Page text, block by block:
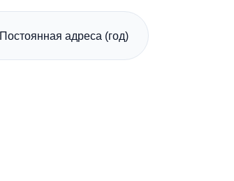
Постоянная адреса (год)